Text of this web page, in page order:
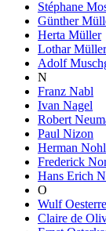
Stéphane
Günther
Herta Müller
Lothar Müller
Adolf
N
Franz Nabl
Ivan Nagel
Robert
Paul Nizon
Herman Nohl
Frederick
Hans Erich
O
Wulf
Claire de